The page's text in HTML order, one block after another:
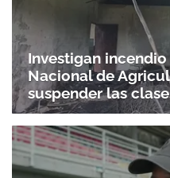
Investigan
Nacional de
suspender las